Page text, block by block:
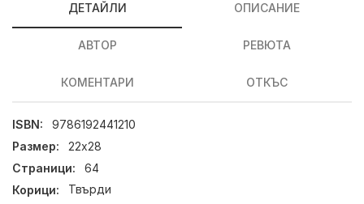
ДЕТАЙЛИ ОПИСАНИЕ
АВТОР РЕВЮТА
КОМЕНТАРИ ОТКЪС
ISBN:
9786192441210
Размер:
22х28
Страници:
64
Корици:
Твърди